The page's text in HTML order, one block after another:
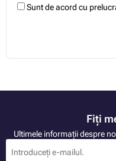
Sunt de acord cu
Fiți
Ultimele informații despre